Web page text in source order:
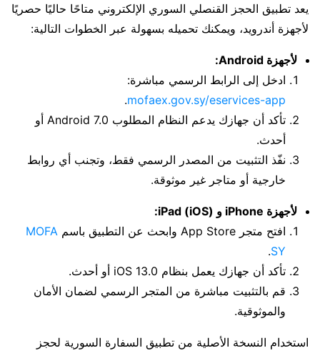
يعد تطبيق الحجز القنصلي السوري الإلكتروني متاحًا حاليًا حصريًا
لأجهزة أندرويد، ويمكنك تحميله بسهولة عبر الخطوات التالية:
لأجهزة Android:
ادخل إلى الرابط الرسمي مباشرة:
mofaex.gov.sy/eservices-app
.
تأكد أن جهازك يدعم النظام المطلوب Android 7.0 أو
أحدث.
نفّذ التثبيت من المصدر الرسمي فقط، وتجنب أي روابط
خارجية أو متاجر غير موثوقة.
لأجهزة iPhone و iPad (iOS):
افتح متجر App Store وابحث عن التطبيق باسم
MOFA
SY
.
تأكد أن جهازك يعمل بنظام iOS 13.0 أو أحدث.
قم بالتثبيت مباشرة من المتجر الرسمي لضمان الأمان
والموثوقية.
استخدام النسخة الأصلية من تطبيق السفارة السورية لحجز